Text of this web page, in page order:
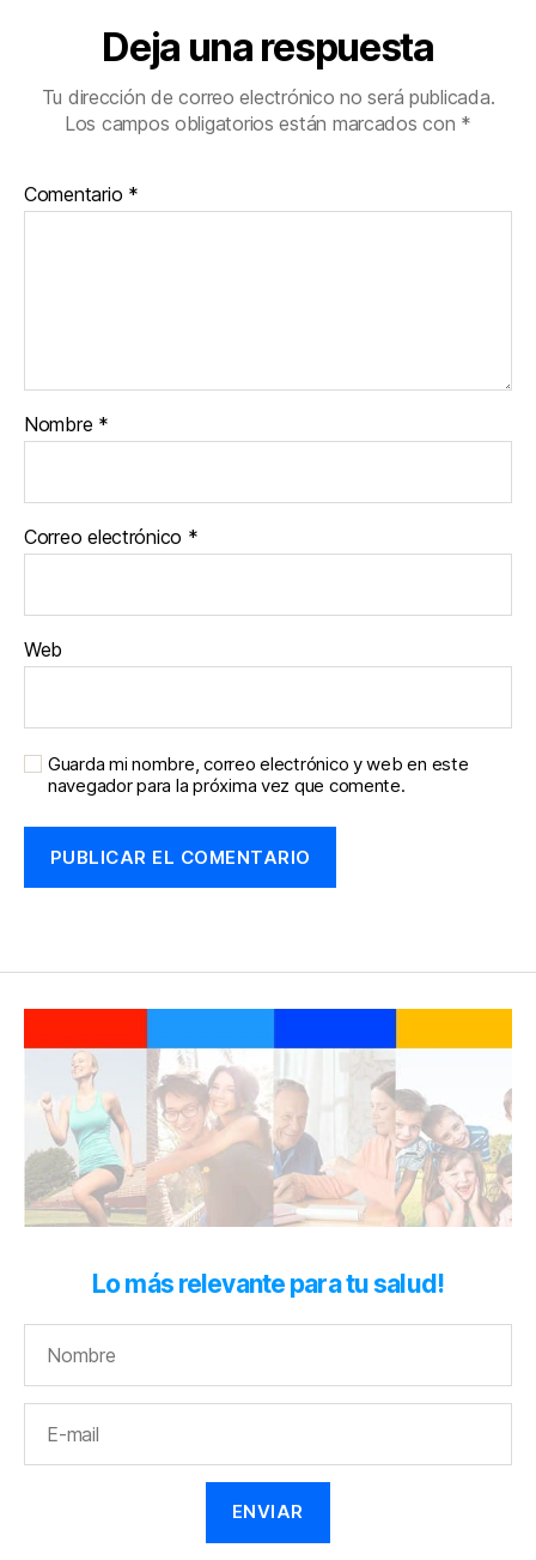
Deja una respuesta
Tu dirección de correo electrónico no será publicada.
Los campos obligatorios están marcados con *
Comentario *
Nombre *
Correo electrónico *
Web
Guarda mi nombre, correo electrónico y web en este
navegador para la próxima vez que comente.
Lo más relevante para tu salud!